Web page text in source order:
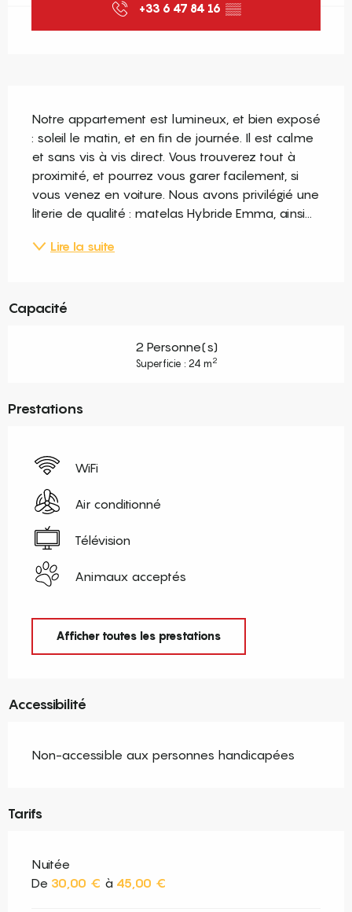
+33 6 47 84 16 ▒▒
Notre appartement est lumineux, et bien exposé
: soleil le matin, et en fin de journée. Il est calme
et sans vis à vis direct. Vous trouverez tout à
proximité, et pourrez vous garer facilement, si
vous venez en voiture. Nous avons privilégié une
literie de qualité : matelas Hybride Emma, ainsi...
Lire la suite
Capacité
2 Personne(s)
Superficie : 24 m2
Prestations
WiFi
Air conditionné
Télévision
Animaux acceptés
Afficher toutes les prestations
Accessibilité
Non-accessible aux personnes handicapées
Tarifs
Nuitée
De 30,00 € à 45,00 €